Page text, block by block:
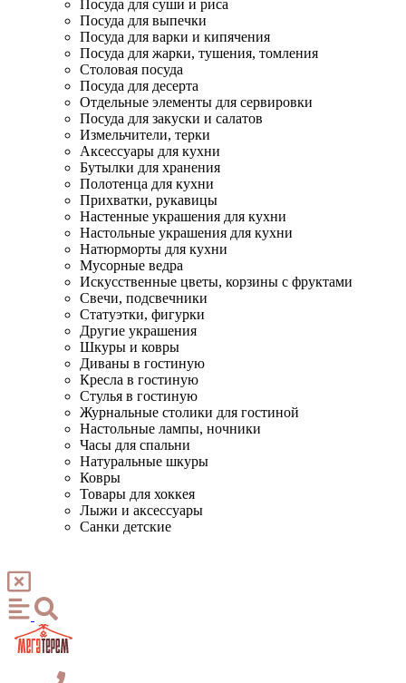
Посуда для суши и риса
Посуда для выпечки
Посуда для варки и кипячения
Посуда для жарки, тушения, томления
Столовая посуда
Посуда для десерта
Отдельные элементы для сервировки
Посуда для закуски и салатов
Измельчители, терки
Аксессуары для кухни
Бутылки для хранения
Полотенца для кухни
Прихватки, рукавицы
Настенные украшения для кухни
Настольные украшения для кухни
Натюрморты для кухни
Мусорные ведра
Искусственные цветы, корзины с фруктами
Свечи, подсвечники
Статуэтки, фигурки
Другие украшения
Шкуры и ковры
Диваны в гостиную
Кресла в гостиную
Стулья в гостиную
Журнальные столики для гостиной
Настольные лампы, ночники
Часы для спальни
Натуральные шкуры
Ковры
Товары для хоккея
Лыжи и аксессуары
Санки детские